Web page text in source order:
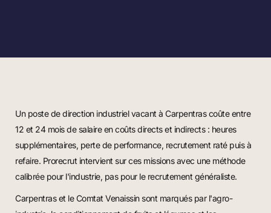
Un poste de direction industriel vacant à Carpentras coûte entre
12 et 24 mois de salaire en coûts directs et indirects : heures
supplémentaires, perte de performance, recrutement raté puis à
refaire. Prorecrut intervient sur ces missions avec une méthode
calibrée pour l'industrie, pas pour le recrutement généraliste.
Carpentras et le Comtat Venaissin sont marqués par l'agro-